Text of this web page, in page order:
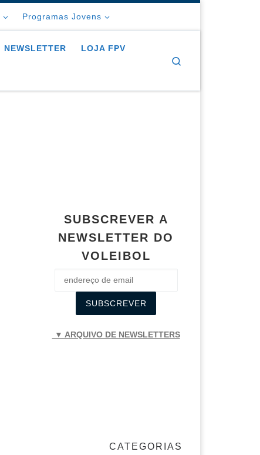
Programas Jovens
NEWSLETTER LOJA FPV
SUBSCREVER A
NEWSLETTER DO
VOLEIBOL
▼ ARQUIVO DE NEWSLETTERS
CATEGORIAS